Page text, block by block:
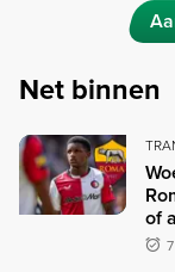
Net binnen
of